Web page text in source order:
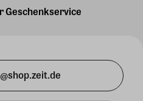
Geschenkservice